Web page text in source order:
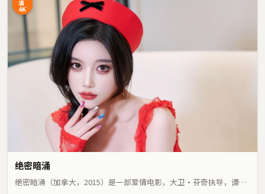
清
4K
绝密暗涌
绝密暗涌（加拿大，2015）是一部爱情电影，大卫·芬奇执导，谭